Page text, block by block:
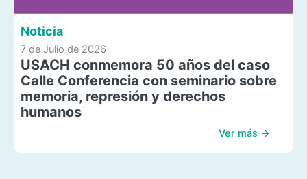
Noticia
7 de Julio de 2026
USACH conmemora 50 años del caso
Calle Conferencia con seminario sobre
memoria, represión y derechos
humanos
Ver más →